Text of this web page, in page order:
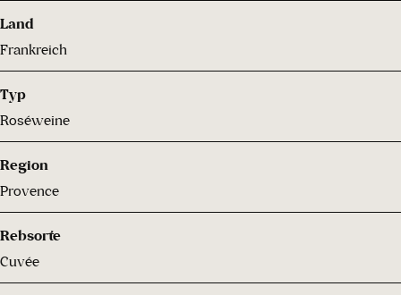
Land
Frankreich
Typ
Roséweine
Region
Provence
Rebsorte
Cuvée